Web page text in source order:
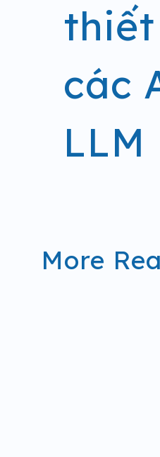
thiết
các
LLM
More
navigation